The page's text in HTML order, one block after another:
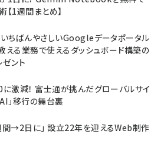
1週間まとめ】
ちばんやさしいGoogleデータポータル
る業務で使えるダッシュボード構築の
ント
激減！ 富士通が挑んだグローバルサイ
」移行の舞台裏
間→2日に」 設立22年を迎えるWeb制作